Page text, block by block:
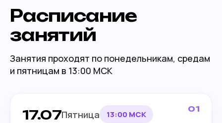
Расписание
занятий
Занятия проходят по понедельникам, средам
и пятницам в 13:00 МСК
01
17.07Пятница 13:00 МСК
Курсы